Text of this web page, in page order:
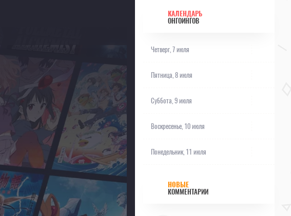
КАЛЕНДАРЬ
ОНГОИНГОВ
Четверг, 7 июля
Пятница, 8 июля
Суббота, 9 июля
Воскресенье, 10 июля
Понедельник, 11 июля
НОВЫЕ
КОММЕНТАРИИ